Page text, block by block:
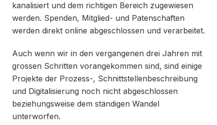
kanalisiert und dem richtigen Bereich zugewiesen
werden. Spenden, Mitglied- und Patenschaften
werden direkt online abgeschlossen und verarbeitet.
Auch wenn wir in den vergangenen drei Jahren mit
grossen Schritten vorangekommen sind, sind einige
Projekte der Prozess-, Schnittstellenbeschreibung
und Digitalisierung noch nicht abgeschlossen
beziehungsweise dem ständigen Wandel
unterworfen.